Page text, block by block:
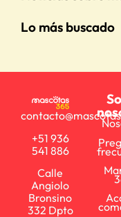
Lo más buscado
+51 936
541 886
Calle
Angiolo
Bronsino
332 Dpto